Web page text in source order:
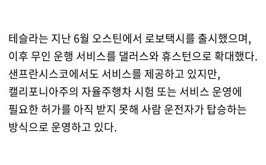
테슬라는 지난 6월 오스틴에서 로보택시를 출시했으며,
이후 무인 운행 서비스를 댈러스와 휴스턴으로 확대했다.
샌프란시스코에서도 서비스를 제공하고 있지만,
캘리포니아주의 자율주행차 시험 또는 서비스 운영에
필요한 허가를 아직 받지 못해 사람 운전자가 탑승하는
방식으로 운영하고 있다.